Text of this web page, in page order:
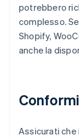
potrebbero
complesso.
Shopify,
anche la
Assicurati